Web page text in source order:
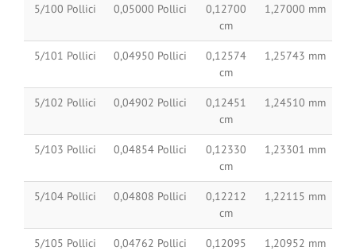
5/100 Pollici 0,05000 Pollici
0,12700
cm
1,27000 mm
5/101 Pollici 0,04950 Pollici
0,12574
cm
1,25743 mm
5/102 Pollici 0,04902 Pollici
0,12451
cm
1,24510 mm
5/103 Pollici 0,04854 Pollici
0,12330
cm
1,23301 mm
5/104 Pollici 0,04808 Pollici
0,12212
cm
1,22115 mm
5/105 Pollici 0,04762 Pollici
0,12095
1,20952 mm